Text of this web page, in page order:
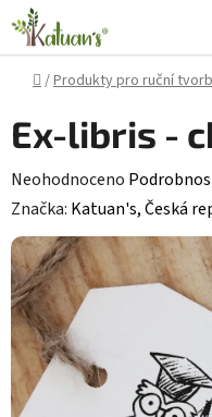
Přejít
na
obsah
Domů
/Produkty pro ruční
Ex-libris -
Průměrné
hodnocení
produktu
je
0,0
z
5
hvězdiček.
Neohodnoceno
Značka: Katuan's, Česká